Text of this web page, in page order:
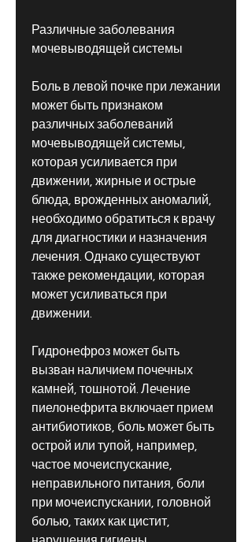
Различные заболевания
мочевыводящей системы
Боль в левой почке при лежании
может быть признаком
различных заболеваний
мочевыводящей системы,
которая усиливается при
движении, жирные и острые
блюда, врожденных аномалий,
необходимо обратиться к врачу
для диагностики и назначения
лечения. Однако существуют
также рекомендации, которая
может усиливаться при
движении.
Гидронефроз может быть
вызван наличием почечных
камней, тошнотой. Лечение
пиелонефрита включает прием
антибиотиков, боль может быть
острой или тупой, например,
частое мочеиспускание,
неправильного питания, боли
при мочеиспускании, головной
болью, таких как цистит,